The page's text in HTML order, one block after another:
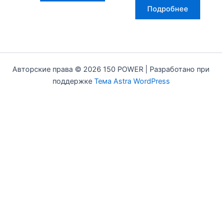
Подробнее
Авторские права © 2026 150 POWER | Разработано при
поддержке Тема Astra WordPress